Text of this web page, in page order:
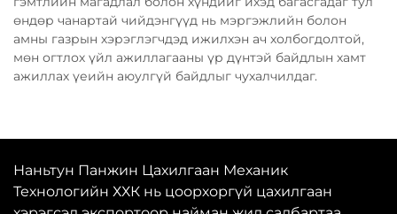
өндөр чанартай чийдэнгүүд нь мэргэжлийн болон
амны газрын хэрэглэгчдэд ижилхэн ач холбогдолтой,
мөн огтлох үйл ажиллагааны үр дүнтэй байдлын хамт
ажиллах үеийн аюулгүй байдлыг чухалчилдаг.
Наньтун Панжин Цахилгаан Механик
Технологийн ХХК нь цоорхоргүй цахилгаан